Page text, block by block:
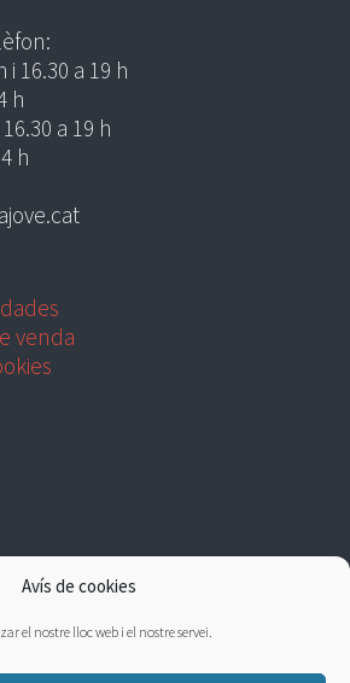
Avís de cookies
el nostre lloc web i el nostre servei.
i 16.30 a 19 h
h
a 19 h
h
venda